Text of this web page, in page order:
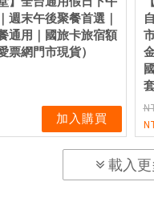
週末午後聚餐首選｜
通用｜國旅卡旅宿額
票網門市現貨）
加入購買
載入更